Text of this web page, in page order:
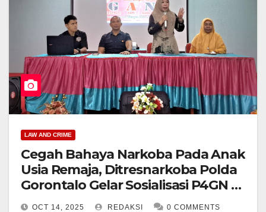
LAW AND CRIME
Cegah Bahaya Narkoba Pada Anak
Usia Remaja, Ditresnarkoba Polda
Gorontalo Gelar Sosialisasi P4GN di
SMA Negeri 1 Kota Gorontalo
OCT 14, 2025 REDAKSI 0 COMMENTS